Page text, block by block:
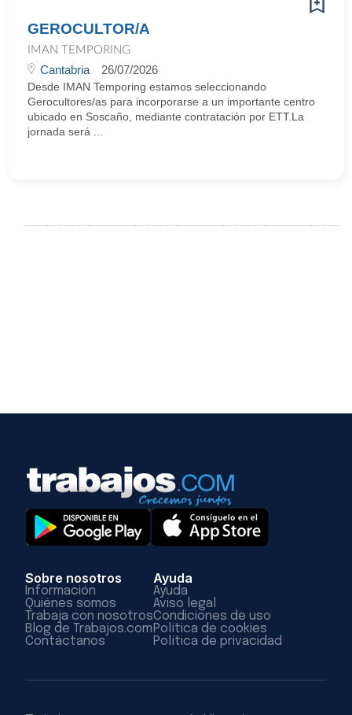
GEROCULTOR/A
IMAN TEMPORING
Cantabria 26/07/2026
Desde IMAN Temporing estamos seleccionando
Gerocultores/as para incorporarse a un importante centro
ubicado en Soscaño, mediante contratación por ETT.La
jornada será ...
Sobre nosotros
Información
Quiénes somos
Trabaja con nosotros
Blog de Trabajos.com
Contáctanos
Ayuda
Ayuda
Aviso legal
Condiciones de uso
Política de cookies
Política de privacidad